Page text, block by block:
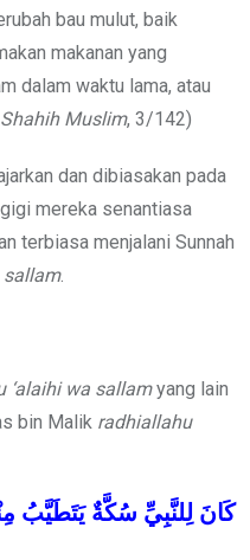
bau mulut, baik
makanan yang
dalam waktu lama, atau
Shahih Muslim, 3/142)
dan dibiasakan pada
mereka senantiasa
terbiasa menjalani Sunnah
sallam.
‘alaihi wa sallamyang lain
bin Malik radhiallahu
كَانَ لِلنَّبِيِّ سُكَّةٌ يَتَطَيَّبُ